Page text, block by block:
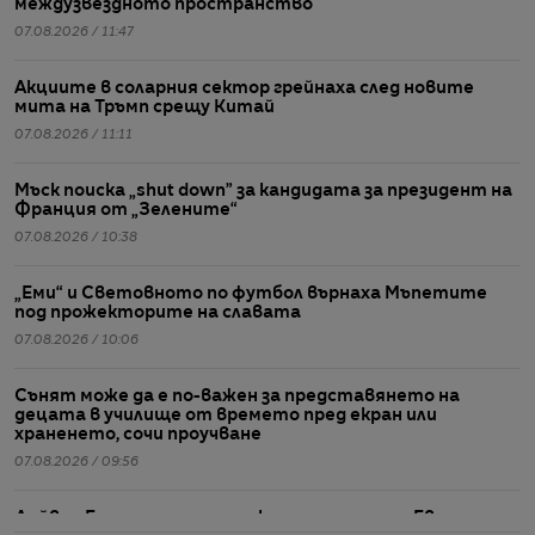
междузвездното пространство
07.08.2026 / 11:47
Акциите в соларния сектор грейнаха след новите
мита на Тръмп срещу Китай
07.08.2026 / 11:11
Мъск поиска „shut down” за кандидата за президент на
Франция от „Зелените“
07.08.2026 / 10:38
„Еми“ и Световното по футбол върнаха Мъпетите
под прожекторите на славата
07.08.2026 / 10:06
Сънят може да е по-важен за представянето на
децата в училище от времето пред екран или
храненето, сочи проучване
07.08.2026 / 09:56
Дейвид Елисън спечели подкрепата на цяла Европа